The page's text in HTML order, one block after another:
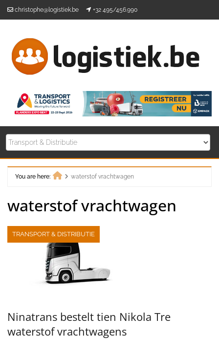
christophe@logistiek.be +32 495/456.990
You are here:
waterstof vrachtwagen
waterstof vrachtwagen
TRANSPORT & DISTRIBUTIE
Ninatrans bestelt tien Nikola Tre
waterstof vrachtwagens